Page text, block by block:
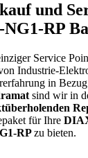
und
RP
Service
Industrie-
in
sind wir in
für Ihre
RPzu bieten.